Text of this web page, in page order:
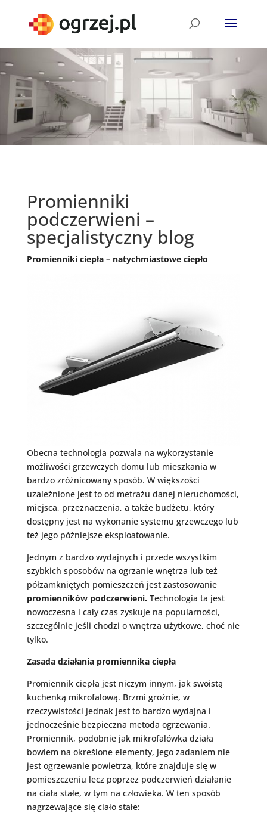
Promienniki
podczerwieni –
specjalistyczny blog
Promienniki ciepła – natychmiastowe ciepło
Obecna technologia pozwala na wykorzystanie
możliwości grzewczych domu lub mieszkania w
bardzo zróżnicowany sposób. W większości
uzależnione jest to od metrażu danej nieruchomości,
miejsca, przeznaczenia, a także budżetu, który
dostępny jest na wykonanie systemu grzewczego lub
też jego późniejsze eksploatowanie.
Jednym z bardzo wydajnych i przede wszystkim
szybkich sposobów na ogrzanie wnętrza lub też
półzamkniętych pomieszczeń jest zastosowanie
promienników podczerwieni.Technologia ta jest
nowoczesna i cały czas zyskuje na popularności,
szczególnie jeśli chodzi o wnętrza użytkowe, choć nie
tylko.
Zasada działania promiennika ciepła
Promiennik ciepła jest niczym innym, jak swoistą
kuchenką mikrofalową. Brzmi groźnie, w
rzeczywistości jednak jest to bardzo wydajna i
jednocześnie bezpieczna metoda ogrzewania.
Promiennik, podobnie jak mikrofalówka działa
bowiem na określone elementy, jego zadaniem nie
jest ogrzewanie powietrza, które znajduje się w
pomieszczeniu lecz poprzez podczerwień działanie
na ciała stałe, w tym na człowieka. W ten sposób
nagrzewające się ciało stałe: